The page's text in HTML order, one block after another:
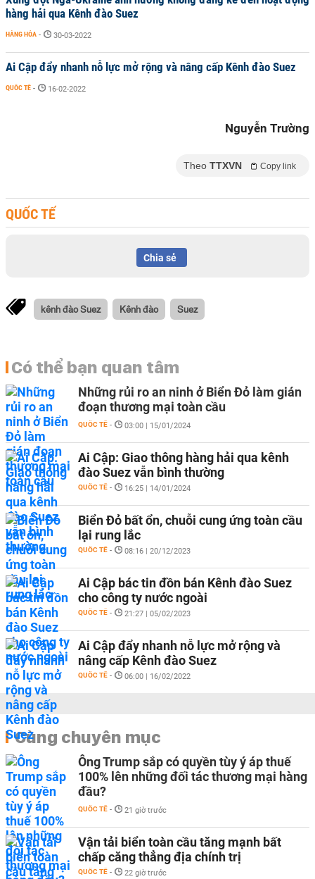
hàng hải qua Kênh đào Suez
HÀNG HÓA - 30-03-2022
Ai Cập đẩy nhanh nỗ lực mở rộng và nâng cấp Kênh đào Suez
QUỐC TẾ - 16-02-2022
Nguyễn Trường
Theo TTXVN Copy link
QUỐC TẾ
Chia sẻ
kênh đào Suez Kênh đào Suez
Có thể bạn quan tâm
Những rủi ro an ninh ở Biển Đỏ làm gián
đoạn thương mại toàn cầu
QUỐC TẾ - 03:00 | 15/01/2024
Ai Cập: Giao thông hàng hải qua kênh
đào Suez vẫn bình thường
QUỐC TẾ - 16:25 | 14/01/2024
Biển Đỏ bất ổn, chuỗi cung ứng toàn cầu
lại rung lắc
QUỐC TẾ - 08:16 | 20/12/2023
Ai Cập bác tin đồn bán Kênh đào Suez
cho công ty nước ngoài
QUỐC TẾ - 21:27 | 05/02/2023
Ai Cập đẩy nhanh nỗ lực mở rộng và
nâng cấp Kênh đào Suez
QUỐC TẾ - 06:00 | 16/02/2022
Cùng chuyên mục
Ông Trump sắp có quyền tùy ý áp thuế
100% lên những đối tác thương mại hàng
đầu?
QUỐC TẾ - 21 giờ trước
Vận tải biển toàn cầu tăng mạnh bất
chấp căng thẳng địa chính trị
QUỐC TẾ - 22 giờ trước